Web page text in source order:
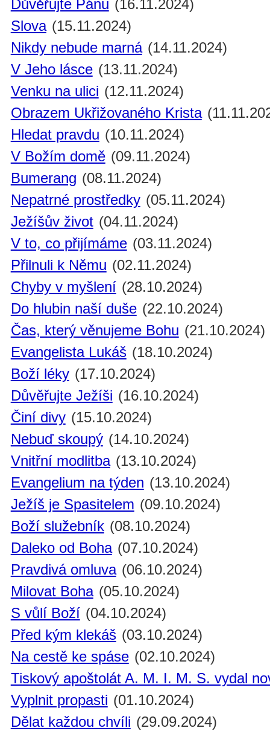
Důvěřujte Pánu (16.11.2024)
Slova (15.11.2024)
Nikdy nebude marná (14.11.2024)
V Jeho lásce (13.11.2024)
Venku na ulici (12.11.2024)
Obrazem Ukřižovaného Krista
Hledat pravdu (10.11.2024)
V Božím domě (09.11.2024)
Bumerang (08.11.2024)
Nepatrné prostředky (05.11.2024)
Ježíšův život (04.11.2024)
V to, co přijímáme (03.11.2024)
Přilnuli k Němu (02.11.2024)
Chyby v myšlení (28.10.2024)
Do hlubin naší duše (22.10.2024)
Čas, který věnujeme Bohu (21.10.2024)
Evangelista Lukáš (18.10.2024)
Boží léky (17.10.2024)
Důvěřujte Ježíši (16.10.2024)
Činí divy (15.10.2024)
Nebuď skoupý (14.10.2024)
Vnitřní modlitba (13.10.2024)
Evangelium na týden (13.10.2024)
Ježíš je Spasitelem (09.10.2024)
Boží služebník (08.10.2024)
Daleko od Boha (07.10.2024)
Pravdivá omluva (06.10.2024)
Milovat Boha (05.10.2024)
S vůlí Boží (04.10.2024)
Před kým klekáš (03.10.2024)
Na cestě ke spáse (02.10.2024)
Tiskový apoštolát A. M. I. M. S. vydal
Vyplnit propasti (01.10.2024)
Dělat každou chvíli (29.09.2024)